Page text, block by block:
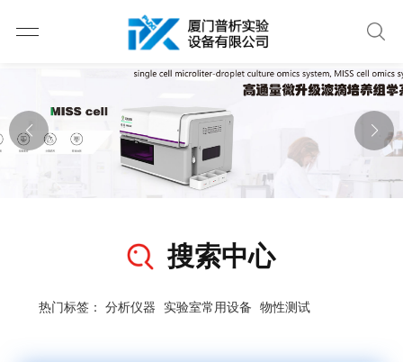
搜索中心
热门标签： 分析仪器 实验室常用设备 物性测试